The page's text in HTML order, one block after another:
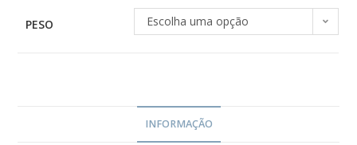
PESO Escolha uma opção
INFORMAÇÃO